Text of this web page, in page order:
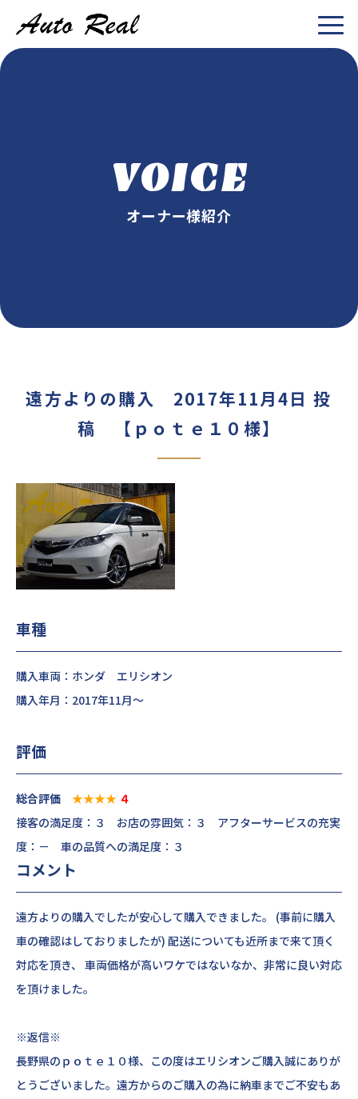
VOICE
オーナー様紹介
遠方よりの購入 2017年11月4日 投
稿 【ｐｏｔｅ１０様】
車種
購入車両：ホンダ エリシオン
購入年月：2017年11月～
評価
総合評価 ★★★★ ４
接客の満足度：３ お店の雰囲気：３ アフターサービスの充実
度：－ 車の品質への満足度：３
コメント
遠方よりの購入でしたが安心して購入できました。 (事前に購入
車の確認はしておりましたが) 配送についても近所まで来て頂く
対応を頂き、 車両価格が高いワケではないなか、非常に良い対応
を頂けました。
※返信※
長野県のｐｏｔｅ１０様、この度はエリシオンご購入誠にありが
とうございました。遠方からのご購入の為に納車までご不安もあ